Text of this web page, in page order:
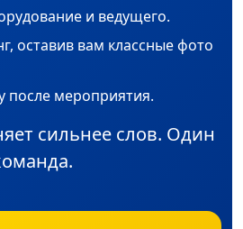
и ведущего.
оставив вам классные фото
мероприятия.
сильнее слов. Один